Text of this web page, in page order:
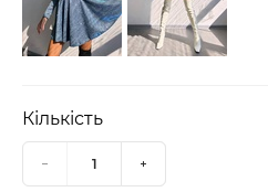
Кількість